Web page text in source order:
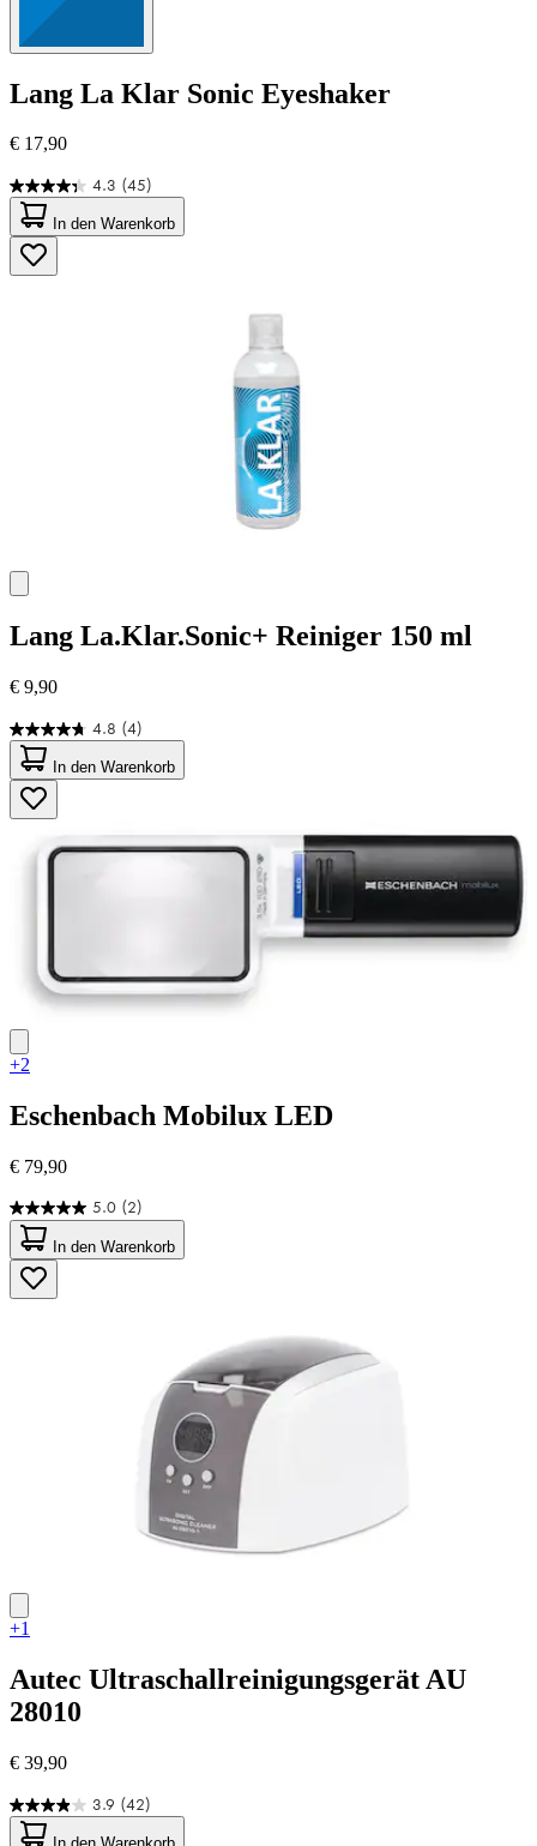
Lang La Klar Sonic Eyeshaker
€ 17,90
4.3 (45)
4.3
von
5
Sternen.
45
In den Warenkorb
Lang La.Klar.Sonic+ Reiniger 150 ml
€ 9,90
4.8 (4)
4.8
von
5
Sternen.
4
Bewertungen
In den Warenkorb
+2
Eschenbach Mobilux LED
€ 79,90
5.0 (2)
5.0
von
5
Sternen.
2
In den Warenkorb
+1
Autec Ultraschallreinigungsgerät AU
28010
€ 39,90
3.9 (42)
3.9
von